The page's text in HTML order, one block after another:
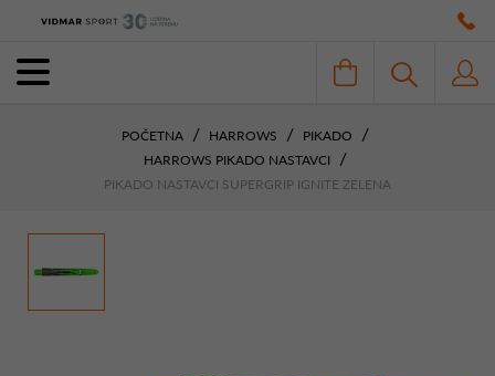
POČETNA HARROWS
PIKADO
HARROWS PIKADO NASTAVCI
PIKADO NASTAVCI SUPERGRIP IGNITE ZELENA